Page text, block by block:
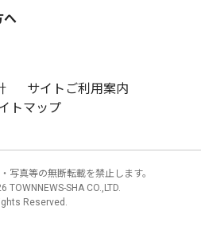
へ
サイトご利用案内
トマップ
写真等の無断転載を禁止します。
TOWNNEWS-SHA CO.,LTD.
Reserved.